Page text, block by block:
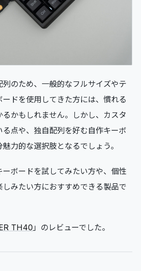
列のため、一般的なフルサイズやテ
ドを使用してきた方には、慣れる
るかもしれません。しかし、カスタ
点や、独自配列を好む自作キーボ
力的な選択肢となるでしょう。
ーボードを試してみたい方や、個性
みたい方におすすめできる製品で
TH40」のレビューでした。